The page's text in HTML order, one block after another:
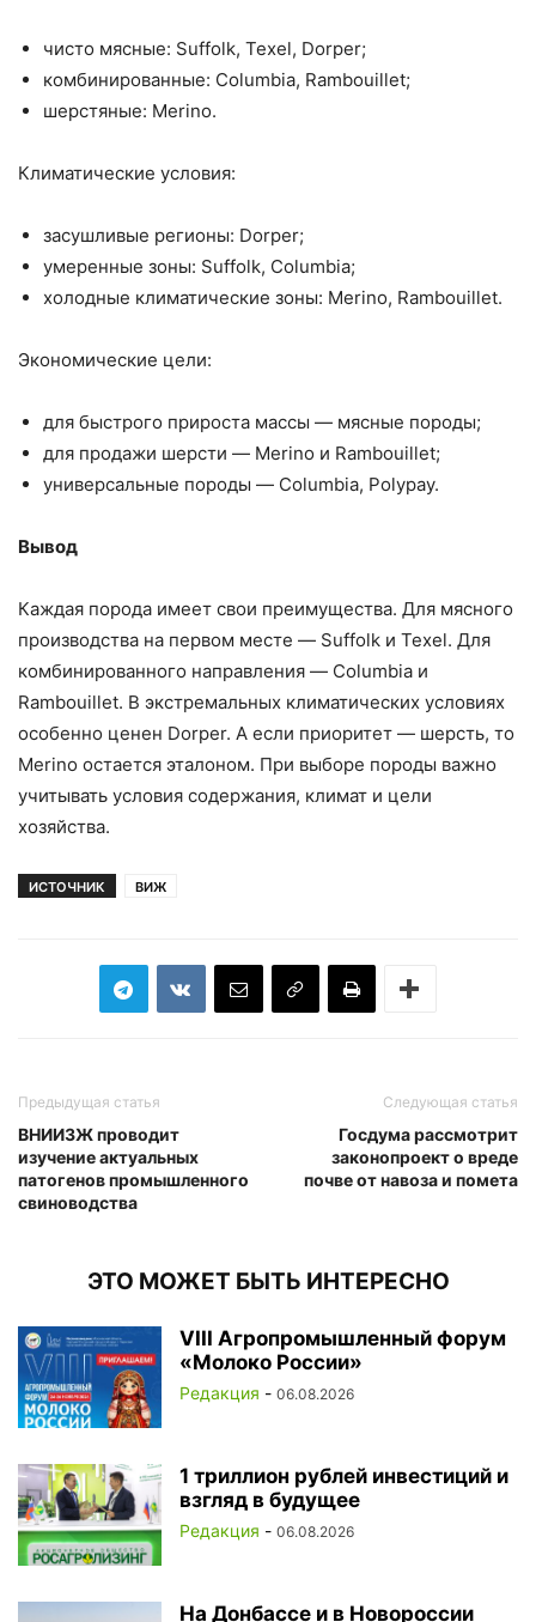
чисто мясные: Suffolk, Texel, Dorper;
комбинированные: Columbia, Rambouillet;
шерстяные: Merino.
Климатические условия:
засушливые регионы: Dorper;
умеренные зоны: Suffolk, Columbia;
холодные климатические зоны: Merino, Rambouillet.
Экономические цели:
для быстрого прироста массы — мясные породы;
для продажи шерсти — Merino и Rambouillet;
универсальные породы — Columbia, Polypay.
Вывод
Каждая порода имеет свои преимущества. Для мясного
производства на первом месте — Suffolk и Texel. Для
комбинированного направления — Columbia и
Rambouillet. В экстремальных климатических условиях
особенно ценен Dorper. А если приоритет — шерсть, то
Merino остается эталоном. При выборе породы важно
учитывать условия содержания, климат и цели
хозяйства.
ИСТОЧНИК ВИЖ
Предыдущая статья
ВНИИЗЖ проводит
изучение актуальных
патогенов промышленного
свиноводства
Следующая статья
Госдума рассмотрит
законопроект о вреде
почве от навоза и помета
ЭТО МОЖЕТ БЫТЬ ИНТЕРЕСНО
VIII Агропромышленный форум
«Молоко России»
Редакция - 06.08.2026
1 триллион рублей инвестиций и
взгляд в будущее
Редакция - 06.08.2026
На Донбассе и в Новороссии